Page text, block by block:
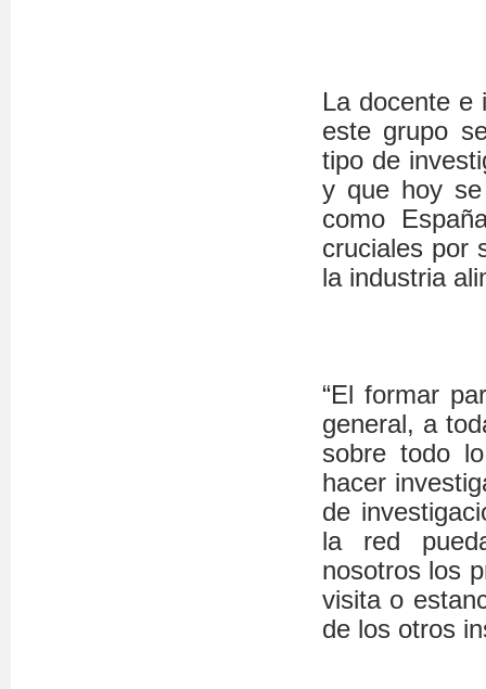
La docente e
este grupo
tipo de
y que hoy se
como
cruciales por
la industria
“El formar
general, a
sobre todo
hacer
de
la red
nosotros los
visita o
de los otros